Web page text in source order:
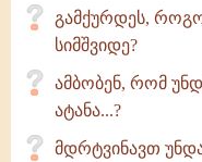
გამქურდეს,
სიმშვიდე?
ამბობენ, რომ
ატანა...?
მდრტვინავთ